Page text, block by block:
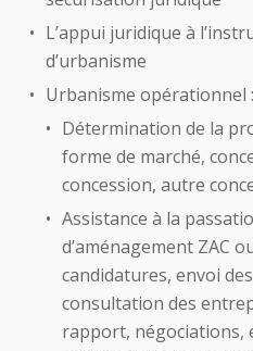
L’appui juridique à
d’urbanisme
Urbanisme opérationnel :
Détermination de la
forme de marché,
concession, autre
Assistance à la
d’aménagement ZAC
candidatures, envoi
consultation des
rapport, négociations,